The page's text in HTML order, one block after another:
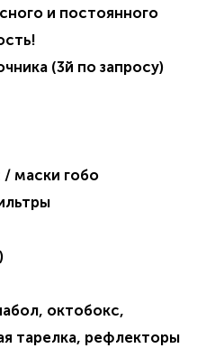
и постоянного
(3й по запросу)
маски гобо
октобокс,
тарелка, рефлекторы